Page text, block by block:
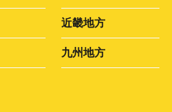
近畿地方
九州地方